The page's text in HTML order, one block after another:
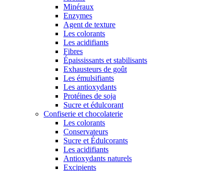
Minéraux
Enzymes
Agent de texture
Les colorants
Les acidifiants
Fibres
Épaississants et stabilisants
Exhausteurs de goût
Les émulsifiants
Les antioxydants
Protéines de soja
Sucre et édulcorant
Confiserie et chocolaterie
Les colorants
Conservateurs
Sucre et Édulcorants
Les acidifiants
Antioxydants naturels
Excipients